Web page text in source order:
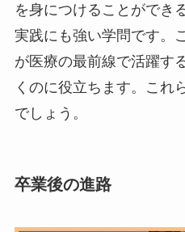
を身につけることができ
実践にも強い学問です。
が医療の最前線で活躍す
くのに役立ちます。これ
でしょう。
卒業後の進路